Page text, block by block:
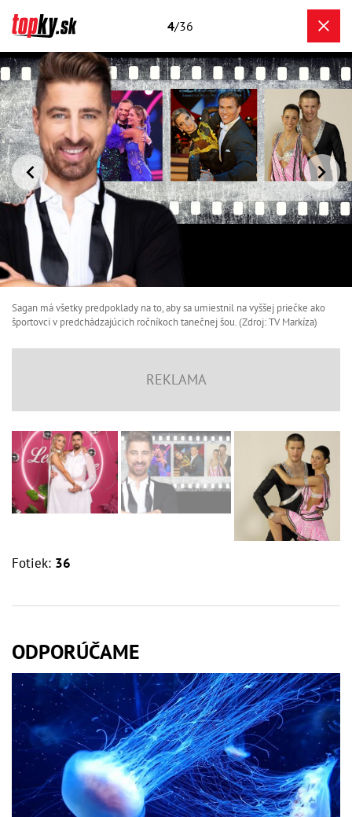
4/36
Sagan má všetky predpoklady na to, aby sa umiestnil na vyššej priečke ako
športovci v predchádzajúcich ročníkoch tanečnej šou. (Zdroj: TV Markíza)
Fotiek: 36
ODPORÚČAME